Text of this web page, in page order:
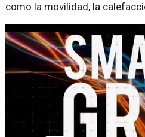
como la movilidad, la